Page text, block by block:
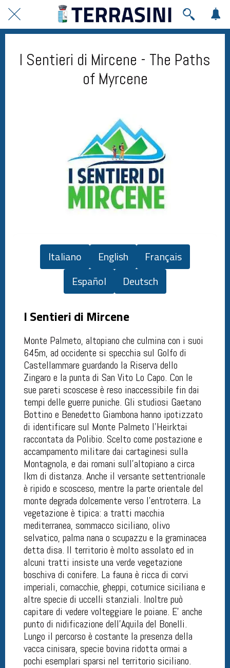
I Sentieri di Mircene - The Paths
of Myrcene
Italiano English
Français
Español
Deutsch
I Sentieri di Mircene
Monte Palmeto, altopiano che culmina con i suoi
645m, ad occidente si specchia sul Golfo di
Castellammare guardando la Riserva dello
Zingaro e la punta di San Vito Lo Capo. Con le
sue pareti scoscese è reso inaccessibile fin dai
tempi delle guerre puniche. Gli studiosi Gaetano
Bottino e Benedetto Giambona hanno ipotizzato
di identificare sul Monte Palmeto l'Heirktai
raccontata da Polibio. Scelto come postazione e
accampamento militare dai cartaginesi sulla
Montagnola, e dai romani sull'altopiano a circa
lkm di distanza. Anche il versante settentrionale
è ripido e scosceso, mentre la parte orientale del
monte degrada dolcemente verso l'entroterra. La
vegetazione è tipica: a tratti macchia
mediterranea, sommacco siciliano, olivo
selvatico, palma nana o scupazzu e la graminacea
detta disa. Il territorio è molto assolato ed in
alcuni tratti insiste una verde vegetazione
boschiva di conifere. La fauna è ricca di corvi
imperiali, cornacchie, gheppi, coturnice siciliana e
altre specie di uccelli stanziali. Inoltre può
capitare di vedere volteggiare le poiane. E' anche
punto di nidificazione dell'Aquila del Bonelli.
Lungo il percorso è costante la presenza della
vacca cinisara, specie bovina ridotta ormai a
pochi esemplari sparsi nel territorio siciliano.